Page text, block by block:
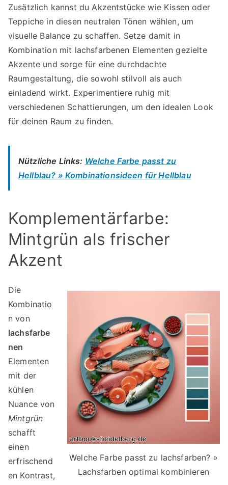
Zusätzlich kannst du Akzentstücke wie Kissen oder
Teppiche in diesen neutralen Tönen wählen, um
visuelle Balance zu schaffen. Setze damit in
Kombination mit lachsfarbenen Elementen gezielte
Akzente und sorge für eine durchdachte
Raumgestaltung, die sowohl stilvoll als auch
einladend wirkt. Experimentiere ruhig mit
verschiedenen Schattierungen, um den idealen Look
für deinen Raum zu finden.
Nützliche Links: Welche Farbe passt zu
Hellblau? » Kombinationsideen für Hellblau
Komplementärfarbe:
Mintgrün als frischer
Akzent
Welche Farbe passt zu lachsfarben? »
Lachsfarben optimal kombinieren
Die
Kombinatio
n von
lachsfarbe
nen
Elementen
mit der
kühlen
Nuance von
Mintgrün
schafft
einen
erfrischend
en Kontrast,